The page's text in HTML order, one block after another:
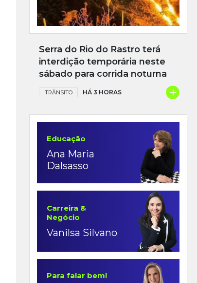
Serra do Rio do Rastro terá
interdição temporária neste
sábado para corrida noturna
TRÂNSITO HÁ 3 HORAS +
Educação
Ana Maria
Dalsasso
Carreira &
Negócio
Vanilsa Silvano
Para falar bem!